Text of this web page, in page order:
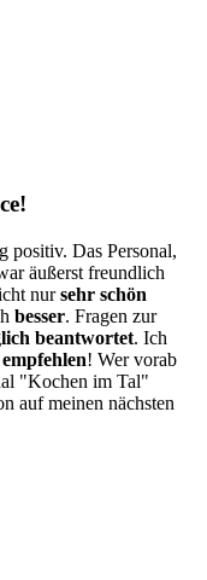
positiv. Das Personal,
äußerst freundlich
nursehr schön
besser. Fragen zur
beantwortet. Ich
! Wer vorab
"Kochen im Tal"
auf meinen nächsten